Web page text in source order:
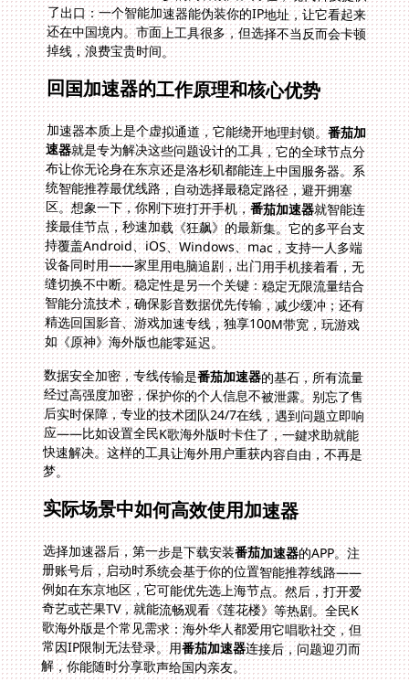
掉线，浪费宝贵时间。
回国加速器的工作原理和核心优势
加速器本质上是个虚拟通道，它能绕开地理封锁。番茄加
速器就是专为解决这些问题设计的工具，它的全球节点分
布让你无论身在东京还是洛杉矶都能连上中国服务器。系
统智能推荐最优线路，自动选择最稳定路径，避开拥塞
区。想象一下，你刚下班打开手机，番茄加速器就智能连
接最佳节点，秒速加载《狂飙》的最新集。它的多平台支
持覆盖Android、iOS、Windows、mac，支持一人多端
设备同时用——家里用电脑追剧，出门用手机接着看，无
缝切换不中断。稳定性是另一个关键：稳定无限流量结合
智能分流技术，确保影音数据优先传输，减少缓冲；还有
精选回国影音、游戏加速专线，独享100M带宽，玩游戏
如《原神》海外版也能零延迟。
数据安全加密，专线传输是番茄加速器的基石，所有流量
经过高强度加密，保护你的个人信息不被泄露。别忘了售
后实时保障，专业的技术团队24/7在线，遇到问题立即响
应——比如设置全民K歌海外版时卡住了，一鍵求助就能
快速解决。这样的工具让海外用户重获内容自由，不再是
梦。
实际场景中如何高效使用加速器
选择加速器后，第一步是下载安装番茄加速器的APP。注
册账号后，启动时系统会基于你的位置智能推荐线路——
例如在东京地区，它可能优先选上海节点。然后，打开爱
奇艺或芒果TV，就能流畅观看《莲花楼》等热剧。全民K
歌海外版是个常见需求：海外华人都爱用它唱歌社交，但
常因IP限制无法登录。用番茄加速器连接后，问题迎刃而
解，你能随时分享歌声给国内亲友。